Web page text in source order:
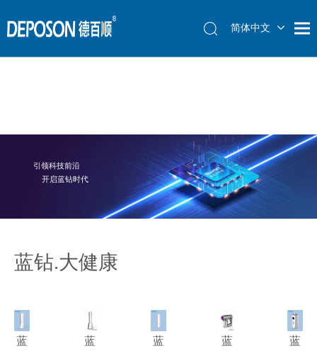
简体中文
简体中文
引领科技前沿
开启蓝钻时代
蓝钻.大健康
蓝
蓝
蓝
蓝
蓝
简体中文